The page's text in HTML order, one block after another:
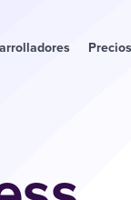
Precios